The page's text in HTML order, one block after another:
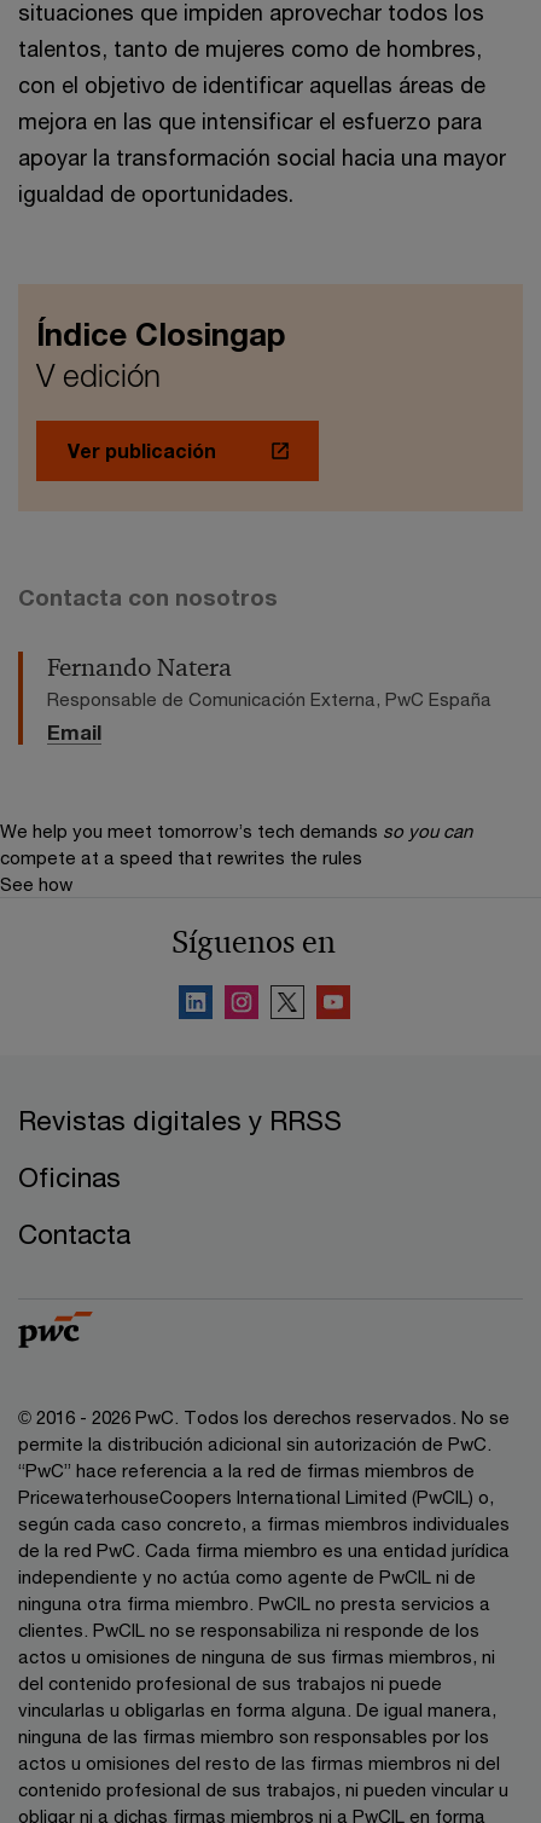
situaciones que impiden aprovechar todos los
talentos, tanto de mujeres como de hombres,
con el objetivo de identificar aquellas áreas de
mejora en las que intensificar el esfuerzo para
apoyar la transformación social hacia una mayor
igualdad de oportunidades.
Índice Closingap
V edición
Ver publicación
Contacta con nosotros
Fernando Natera
Responsable de Comunicación Externa, PwC España
Email
We help you meet tomorrow’s tech demands so you can
compete at a speed that rewrites the rules
See how
Síguenos en
Revistas digitales y RRSS
Oficinas
Contacta
© 2016 - 2026 PwC. Todos los derechos reservados. No se
permite la distribución adicional sin autorización de PwC.
“PwC” hace referencia a la red de firmas miembros de
PricewaterhouseCoopers International Limited (PwCIL) o,
según cada caso concreto, a firmas miembros individuales
de la red PwC. Cada firma miembro es una entidad jurídica
independiente y no actúa como agente de PwCIL ni de
ninguna otra firma miembro. PwCIL no presta servicios a
clientes. PwCIL no se responsabiliza ni responde de los
actos u omisiones de ninguna de sus firmas miembros, ni
del contenido profesional de sus trabajos ni puede
vincularlas u obligarlas en forma alguna. De igual manera,
ninguna de las firmas miembro son responsables por los
actos u omisiones del resto de las firmas miembros ni del
contenido profesional de sus trabajos, ni pueden vincular u
obligar ni a dichas firmas miembros ni a PwCIL en forma